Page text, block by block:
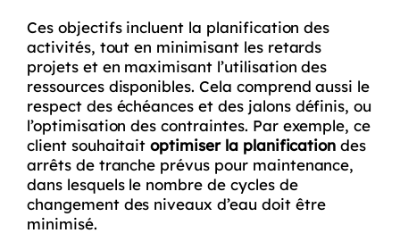
Ces objectifs incluent la planification des
activités, tout en minimisant les retards
projets et en maximisant l’utilisation des
ressources disponibles. Cela comprend aussi le
respect des échéances et des jalons définis, ou
l’optimisation des contraintes. Par exemple, ce
client souhaitaitoptimiser la planification des
arrêts de tranche prévus pour maintenance,
dans lesquels le nombre de cycles de
changement des niveaux d’eau doit être
minimisé.